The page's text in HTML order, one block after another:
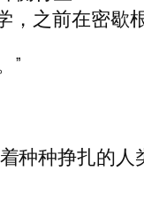
之前在密歇根
”
种种挣扎的人